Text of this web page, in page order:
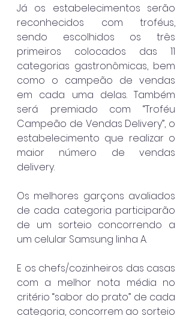
Já os estabelecimentos serão
reconhecidos com troféus,
sendo escolhidos os três
primeiros colocados das 11
categorias gastronômicas, bem
como o campeão de vendas
em cada uma delas. Também
será premiado com “Troféu
Campeão de Vendas Delivery”, o
estabelecimento que realizar o
maior número de vendas
delivery.
Os melhores garçons avaliados
de cada categoria participarão
de um sorteio concorrendo a
um celular Samsung linha A.
E os chefs/cozinheiros das casas
com a melhor nota média no
critério “sabor do prato” de cada
categoria, concorrem ao sorteio